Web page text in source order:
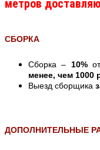
метров
СБОРКА
Сборка – 10%от
менее, чем 1000
Выезд сборщика
ДОПОЛНИТЕЛЬНЫЕ